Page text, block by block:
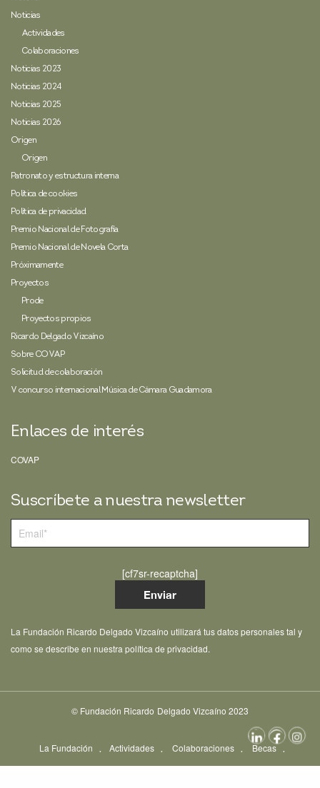
Noticias
Actividades
Colaboraciones
Noticias 2023
Noticias 2024
Noticias 2025
Noticias 2026
Origen
Origen
Patronato y estructura interna
Política de cookies
Política de privacidad
Premio Nacional de Fotografía
Premio Nacional de Novela Corta
Próximamente
Proyectos
Prode
Proyectos propios
Ricardo Delgado Vizcaíno
Sobre COVAP
Solicitud de colaboración
V concurso internacional Música de Cámara Guadamora
Enlaces de interés
COVAP
Suscríbete a nuestra newsletter
[cf7sr-recaptcha]
La Fundación Ricardo Delgado Vizcaíno utilizará tus datos personales tal y
como se describe en nuestra política de privacidad.
© Fundación Ricardo Delgado Vizcaíno 2023
La Fundación Actividades Colaboraciones Becas